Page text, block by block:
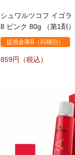
シュワルツコフ イゴ
8 ピンク 80g （第1剤
提携倉庫B（同梱別）
859